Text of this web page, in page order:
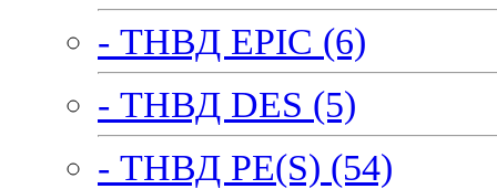
- ТНВД EPIC (6)
- ТНВД DES (5)
- ТНВД PE(S) (54)